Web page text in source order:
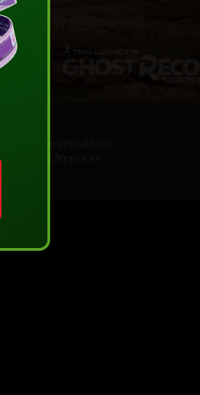
de superficialitate.
din câmpul lui